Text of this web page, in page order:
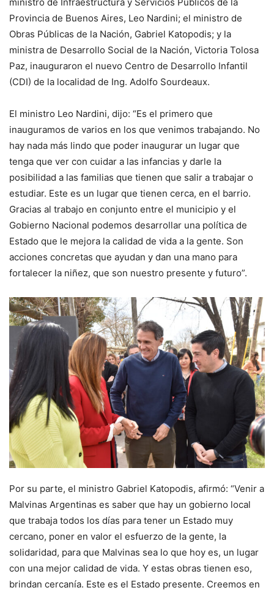
Provincia de Buenos Aires, Leo Nardini; el ministro de
Obras Públicas de la Nación, Gabriel Katopodis; y la
ministra de Desarrollo Social de la Nación, Victoria Tolosa
Paz, inauguraron el nuevo Centro de Desarrollo Infantil
(CDI) de la localidad de Ing. Adolfo Sourdeaux.
El ministro Leo Nardini, dijo: “Es el primero que
inauguramos de varios en los que venimos trabajando. No
hay nada más lindo que poder inaugurar un lugar que
tenga que ver con cuidar a las infancias y darle la
posibilidad a las familias que tienen que salir a trabajar o
estudiar. Este es un lugar que tienen cerca, en el barrio.
Gracias al trabajo en conjunto entre el municipio y el
Gobierno Nacional podemos desarrollar una política de
Estado que le mejora la calidad de vida a la gente. Son
acciones concretas que ayudan y dan una mano para
fortalecer la niñez, que son nuestro presente y futuro”.
Por su parte, el ministro Gabriel Katopodis, afirmó: “Venir a
Malvinas Argentinas es saber que hay un gobierno local
que trabaja todos los días para tener un Estado muy
cercano, poner en valor el esfuerzo de la gente, la
solidaridad, para que Malvinas sea lo que hoy es, un lugar
con una mejor calidad de vida. Y estas obras tienen eso,
brindan cercanía. Este es el Estado presente. Creemos en